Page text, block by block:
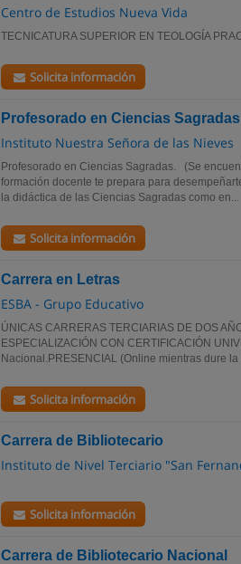
Centro de Estudios Nueva Vida
TECNICATURA SUPERIOR EN TEOLOGÍA
Solicita información
Profesorado en Ciencias Sagradas
Instituto Nuestra Señora de las Nieves
Profesorado en Ciencias Sagradas. (Se
formación docente te prepara para
la didáctica de las Ciencias Sagradas como en...
Solicita información
Carrera en Letras
ESBA - Grupo Educativo
ÚNICAS CARRERAS TERCIARIAS DE DOS
ESPECIALIZACIÓN CON CERTIFICACIÓN
Nacional.PRESENCIAL (Online mientras dure
Solicita información
Carrera de Bibliotecario
Instituto de Nivel Terciario "San
Solicita información
Carrera de Bibliotecario Nacional